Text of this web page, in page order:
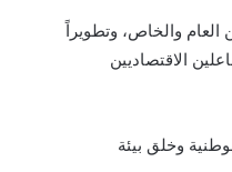
والخاص، وتطويراً
الاقتصاديين
وخلق بيئة